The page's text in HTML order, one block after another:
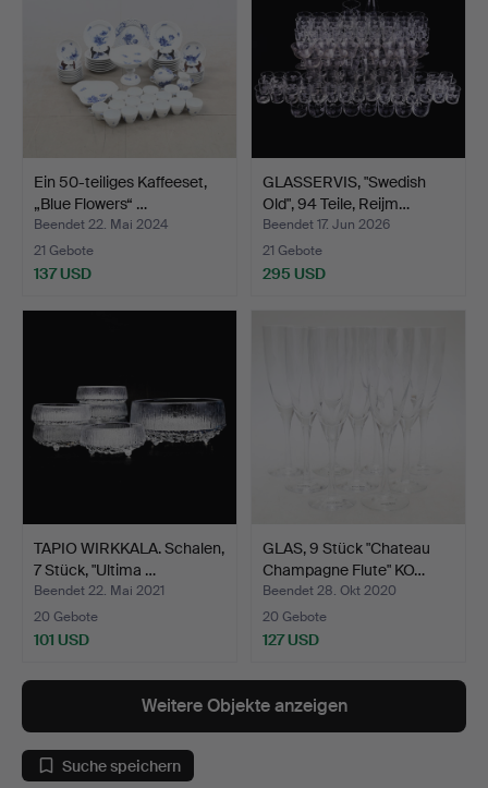
Ein 50-teiliges Kaffeeset,
„Blue Flowers“ …
Beendet 22. Mai 2024
21 Gebote
137 USD
GLASSERVIS, "Swedish
Old", 94 Teile, Reijm…
Beendet 17. Jun 2026
21 Gebote
295 USD
TAPIO WIRKKALA. Schalen,
7 Stück, "Ultima …
Beendet 22. Mai 2021
20 Gebote
101 USD
GLAS, 9 Stück "Chateau
Champagne Flute" KO…
Beendet 28. Okt 2020
20 Gebote
127 USD
Weitere Objekte anzeigen
Suche speichern